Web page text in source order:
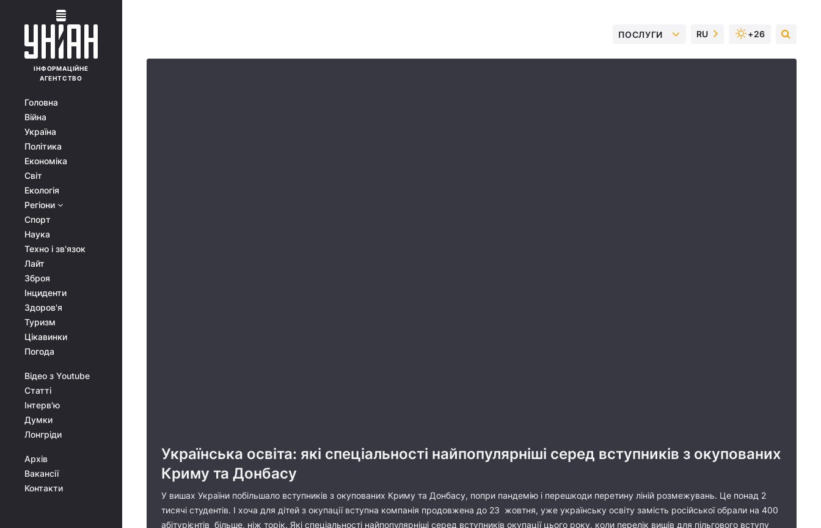
ІНФОРМАЦІЙНЕ
АГЕНТСТВО
Головна
Війна
Україна
Політика
Економіка
Світ
Екологія
Регіони
Спорт
Наука
Техно і зв'язок
Лайт
Зброя
Інциденти
Здоров'я
Туризм
Цікавинки
Погода
Відео з Youtube
Статті
Інтерв'ю
Думки
Лонгріди
Архів
Вакансії
Контакти
ПОСЛУГИ RU +26
Українська освіта: які спеціальності найпопулярніші серед вступників з окупованих
Криму та Донбасу
У вишах України побільшало вступників з окупованих Криму та Донбасу, попри пандемію і перешкоди перетину ліній розмежувань. Це понад 2
тисячі студентів. І хоча для дітей з окупації вступна компанія продовжена до 23 жовтня, уже українську освіту замість російської обрали на 400
абітурієнтів більше, ніж торік. Які спеціальності найпопулярніші серед вступників окупації цього року, коли перелік вишів для пільгового вступу